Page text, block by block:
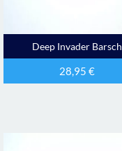
Deep Invader Barsch
28,95 €